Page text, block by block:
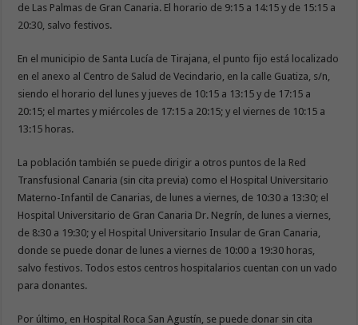
de Las Palmas de Gran Canaria. El horario de 9:15 a 14:15 y de 15:15 a
20:30, salvo festivos.
En el municipio de Santa Lucía de Tirajana, el punto fijo está localizado
en el anexo al Centro de Salud de Vecindario, en la calle Guatiza, s/n,
siendo el horario del lunes y jueves de 10:15 a 13:15 y de 17:15 a
20:15; el martes y miércoles de 17:15 a 20:15; y el viernes de 10:15 a
13:15 horas.
La población también se puede dirigir a otros puntos de la Red
Transfusional Canaria (sin cita previa) como el Hospital Universitario
Materno-Infantil de Canarias, de lunes a viernes, de 10:30 a 13:30; el
Hospital Universitario de Gran Canaria Dr. Negrín, de lunes a viernes,
de 8:30 a 19:30; y el Hospital Universitario Insular de Gran Canaria,
donde se puede donar de lunes a viernes de 10:00 a 19:30 horas,
salvo festivos. Todos estos centros hospitalarios cuentan con un vado
para donantes.
Por último, en Hospital Roca San Agustín, se puede donar sin cita